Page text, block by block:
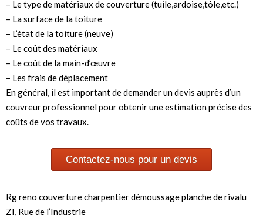
– Le type de matériaux de couverture (tuile,ardoise,tôle,etc.)
– La surface de la toiture
– L’état de la toiture (neuve)
– Le coût des matériaux
– Le coût de la main-d’œuvre
– Les frais de déplacement
En général, il est important de demander un devis auprès d’un
couvreur professionnel pour obtenir une estimation précise des
coûts de vos travaux.
Contactez-nous pour un devis
Rg reno couverture charpentier démoussage planche de rivalu
ZI, Rue de l’Industrie